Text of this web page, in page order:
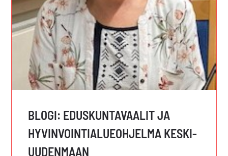
BLOGI: EDUSKUNTAVAALIT JA
HYVINVOINTIALUEOHJELMA KESKI-
UUDENMAAN